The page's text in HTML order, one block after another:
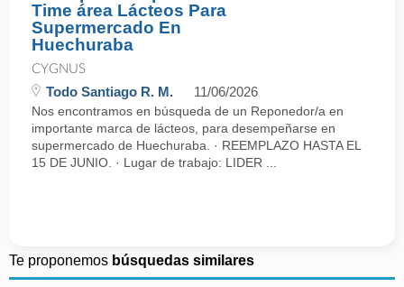
Time área Lácteos Para
Supermercado En
Huechuraba
CYGNUS
Todo Santiago R. M. 11/06/2026
Nos encontramos en búsqueda de un Reponedor/a en
importante marca de lácteos, para desempeñarse en
supermercado de Huechuraba. · REEMPLAZO HASTA EL
15 DE JUNIO. · Lugar de trabajo: LIDER ...
Te proponemos búsquedas similares